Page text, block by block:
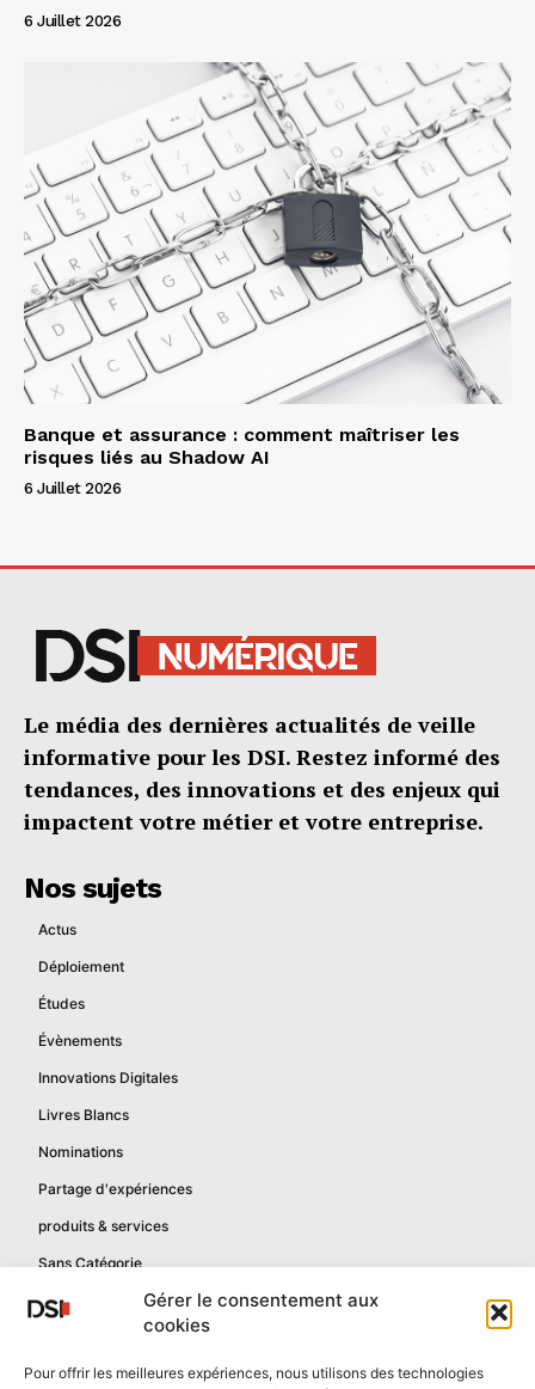
Gérer le consentement aux
cookies
Pour offrir les meilleures expériences, nous utilisons des technologies
6 Juillet 2026
Banque et assurance : comment maîtriser les
risques liés au Shadow AI
6 Juillet 2026
Le média des dernières actualités de veille
informative pour les DSI. Restez informé des
tendances, des innovations et des enjeux qui
impactent votre métier et votre entreprise.
Nos sujets
Actus
Déploiement
Études
Évènements
Innovations Digitales
Livres Blancs
Nominations
Partage d'expériences
produits & services
Sans Catégorie